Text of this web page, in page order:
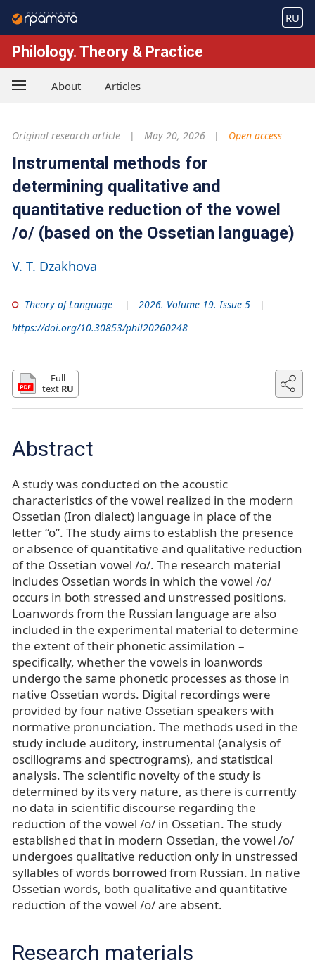
RU
Philology. Theory & Practice
About Articles
Original research article May 20, 2026 Open access
Instrumental methods for
determining qualitative and
quantitative reduction of the vowel
/o/ (based on the Ossetian language)
V. T. Dzakhova
Theory of Language
2026. Volume 19. Issue 5
https://doi.org/10.30853/phil20260248
Full
text RU
Abstract
A study was conducted on the acoustic
characteristics of the vowel realized in the modern
Ossetian (Iron dialect) language in place of the
letter “o”. The study aims to establish the presence
or absence of quantitative and qualitative reduction
of the Ossetian vowel /o/. The research material
includes Ossetian words in which the vowel /o/
occurs in both stressed and unstressed positions.
Loanwords from the Russian language are also
included in the experimental material to determine
the extent of their phonetic assimilation –
specifically, whether the vowels in loanwords
undergo the same phonetic processes as those in
native Ossetian words. Digital recordings were
provided by four native Ossetian speakers with
normative pronunciation. The methods used in the
study include auditory, instrumental (analysis of
oscillograms and spectrograms), and statistical
analysis. The scientific novelty of the study is
determined by its very nature, as there is currently
no data in scientific discourse regarding the
reduction of the vowel /o/ in Ossetian. The study
established that in modern Ossetian, the vowel /o/
undergoes qualitative reduction only in unstressed
syllables of words borrowed from Russian. In native
Ossetian words, both qualitative and quantitative
reduction of the vowel /o/ are absent.
Research materials